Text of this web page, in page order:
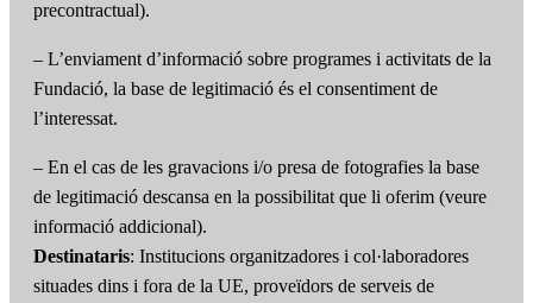
precontractual).
– L’enviament d’informació sobre programes i activitats de la
Fundació, la base de legitimació és el consentiment de
l’interessat.
– En el cas de les gravacions i/o presa de fotografies la base
de legitimació descansa en la possibilitat que li oferim (veure
informació addicional).
Destinataris: Institucions organitzadores i col·laboradores
situades dins i fora de la UE, proveïdors de serveis de